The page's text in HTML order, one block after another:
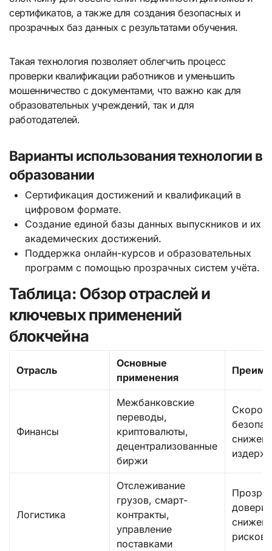
сертификатов, а также для создания безопасных и
прозрачных баз данных с результатами обучения.
Такая технология позволяет облегчить процесс
проверки квалификации работников и уменьшить
мошенничество с документами, что важно как для
образовательных учреждений, так и для
работодателей.
Варианты использования технологии в
образовании
Сертификация достижений и квалификаций в
цифровом формате.
Создание единой базы данных выпускников и их
академических достижений.
Поддержка онлайн-курсов и образовательных
программ с помощью прозрачных систем учёта.
Таблица: Обзор отраслей и
ключевых применений
блокчейна
Отрасль
Основные
применения
Финансы
Межбанковские
переводы,
криптовалюты,
децентрализованные
биржи
Логистика
Отслеживание
грузов, смарт-
контракты,
управление
поставками
рисков